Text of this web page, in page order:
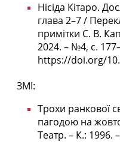
Нісіда Кітаро.
глава 2–7 /
примітки С. В.
2024. – №4, с.
https://doi.org/
ЗМІ:
Трохи ранкової
пагодою на
Театр. – К.: 1996.